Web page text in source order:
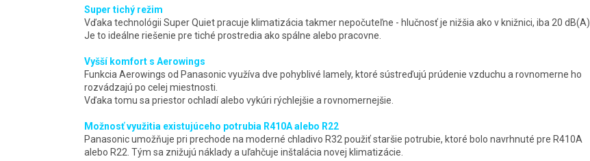
Super tichý režim
Vďaka technológii Super Quiet pracuje klimatizácia takmer nepočuteľne - hlučnosť je nižšia ako v knižnici, iba 20 dB(A).
Je to ideálne riešenie pre tiché prostredia ako spálne alebo pracovne.
Vyšší komfort s Aerowings
Funkcia Aerowings od Panasonic využíva dve pohyblivé lamely, ktoré sústreďujú prúdenie vzduchu a rovnomerne ho
rozvádzajú po celej miestnosti.
Vďaka tomu sa priestor ochladí alebo vykúri rýchlejšie a rovnomernejšie.
Možnosť využitia existujúceho potrubia R410A alebo R22
Panasonic umožňuje pri prechode na moderné chladivo R32 použiť staršie potrubie, ktoré bolo navrhnuté pre R410A
alebo R22. Tým sa znižujú náklady a uľahčuje inštalácia novej klimatizácie.